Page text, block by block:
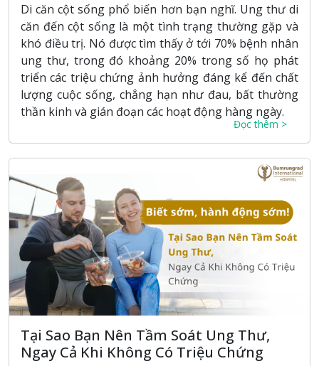
Di căn cột sống phổ biến hơn bạn nghĩ. Ung thư di
căn đến cột sống là một tình trạng thường gặp và
khó điều trị. Nó được tìm thấy ở tới 70% bệnh nhân
ung thư, trong đó khoảng 20% ​​trong số họ phát
triển các triệu chứng ảnh hưởng đáng kể đến chất
lượng cuộc sống, chẳng hạn như đau, bất thường
thần kinh và gián đoạn các hoạt động hàng ngày.
Đọc thêm >
Tại Sao Bạn Nên Tầm Soát Ung Thư,
Ngay Cả Khi Không Có Triệu Chứng